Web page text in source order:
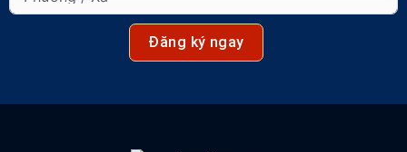
Đăng ký ngay